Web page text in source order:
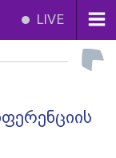
LIVE